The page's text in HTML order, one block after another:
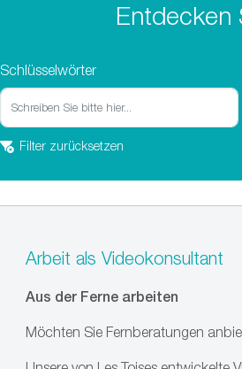
Entdecken
Schlüsselwörter
Filter zurücksetzen
Arbeit als Videokonsultant
Aus der Ferne arbeiten
Möchten Sie Fernberatungen